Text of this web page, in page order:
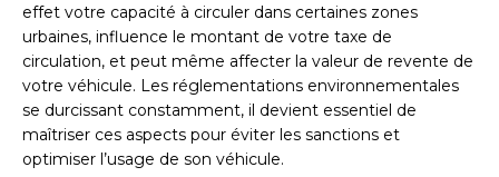
effet votre capacité à circuler dans certaines zones
urbaines, influence le montant de votre taxe de
circulation, et peut même affecter la valeur de revente de
votre véhicule. Les réglementations environnementales
se durcissant constamment, il devient essentiel de
maîtriser ces aspects pour éviter les sanctions et
optimiser l’usage de son véhicule.